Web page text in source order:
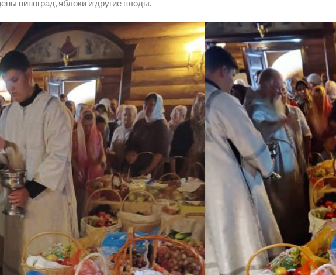
виноград, яблоки и другие плоды.